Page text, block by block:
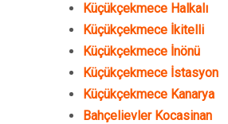
Küçükçekmece Halkalı
Küçükçekmece İkitelli
Küçükçekmece İnönü
Küçükçekmece İstasyon
Küçükçekmece Kanarya
Bahçelievler Kocasinan